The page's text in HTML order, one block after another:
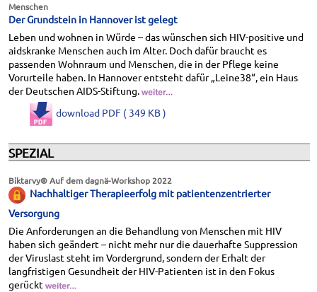
Menschen
Der Grundstein in Hannover ist gelegt
Leben und wohnen in Würde – das wünschen sich HIV-positive und
aidskranke Menschen auch im Alter. Doch dafür braucht es
passenden Wohnraum und Menschen, die in der Pflege keine
Vorurteile haben. In Hannover entsteht dafür „Leine38“, ein Haus
der Deutschen AIDS-Stiftung.
download PDF ( 349 KB )
SPEZIAL
Biktarvy® Auf dem dagnä-Workshop 2022
Nachhaltiger Therapieerfolg mit patientenzentrierter
Versorgung
Die Anforderungen an die Behandlung von Menschen mit HIV
haben sich geändert – nicht mehr nur die dauerhafte Suppression
der Viruslast steht im Vordergrund, sondern der Erhalt der
langfristigen Gesundheit der HIV-Patienten ist in den Fokus
gerückt